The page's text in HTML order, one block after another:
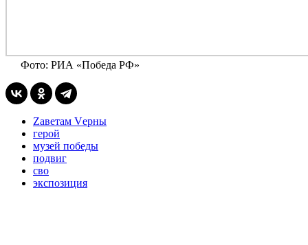
Фото: РИА «Победа РФ»
Zаветам Vерны
герой
музей победы
подвиг
сво
экспозиция